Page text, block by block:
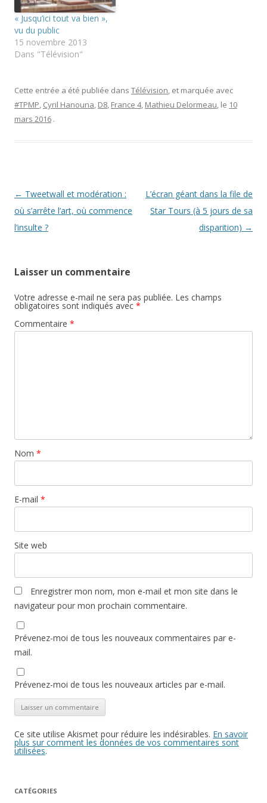
o
u
v
e
l
l
e
t
r
e
)
r
e
d
n
s
u
u
v
e
v
r
e
n
o
u
v
e
« Jusqu’ici tout va bien »,
vu du public
15 novembre 2013
Dans "Télévision"
Cette entrée a été publiée dans Télévision, et marquée avec
#TPMP, Cyril Hanouna, D8, France 4, Mathieu Delormeau, le 10
mars 2016 .
Navigation
des
articles
← Tweetwall et modération :
où s’arrête l’art, où commence
l’insulte ?
L’écran géant dans la file de
Star Tours (à 5 jours de sa
disparition) →
Laisser un commentaire
Votre adresse e-mail ne sera pas publiée. Les champs
obligatoires sont indiqués avec *
Commentaire *
Nom *
E-mail *
Site web
Enregistrer mon nom, mon e-mail et mon site dans le
navigateur pour mon prochain commentaire.
Prévenez-moi de tous les nouveaux commentaires par e-
mail.
Prévenez-moi de tous les nouveaux articles par e-mail.
Ce site utilise Akismet pour réduire les indésirables. En savoir
plus sur comment les données de vos commentaires sont
utilisées.
CATÉGORIES